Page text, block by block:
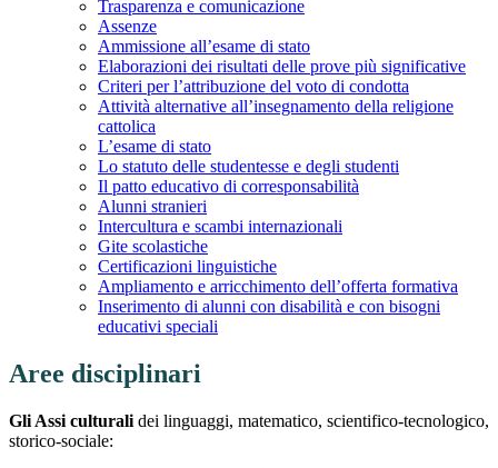
Trasparenza e comunicazione
Assenze
Ammissione all’esame di stato
Elaborazioni dei risultati delle prove più significative
Criteri per l’attribuzione del voto di condotta
Attività alternative all’insegnamento della religione
cattolica
L’esame di stato
Lo statuto delle studentesse e degli studenti
Il patto educativo di corresponsabilità
Alunni stranieri
Intercultura e scambi internazionali
Gite scolastiche
Certificazioni linguistiche
Ampliamento e arricchimento dell’offerta formativa
Inserimento di alunni con disabilità e con bisogni
educativi speciali
Aree disciplinari
Gli Assi culturali dei linguaggi, matematico, scientifico-tecnologico,
storico-sociale: